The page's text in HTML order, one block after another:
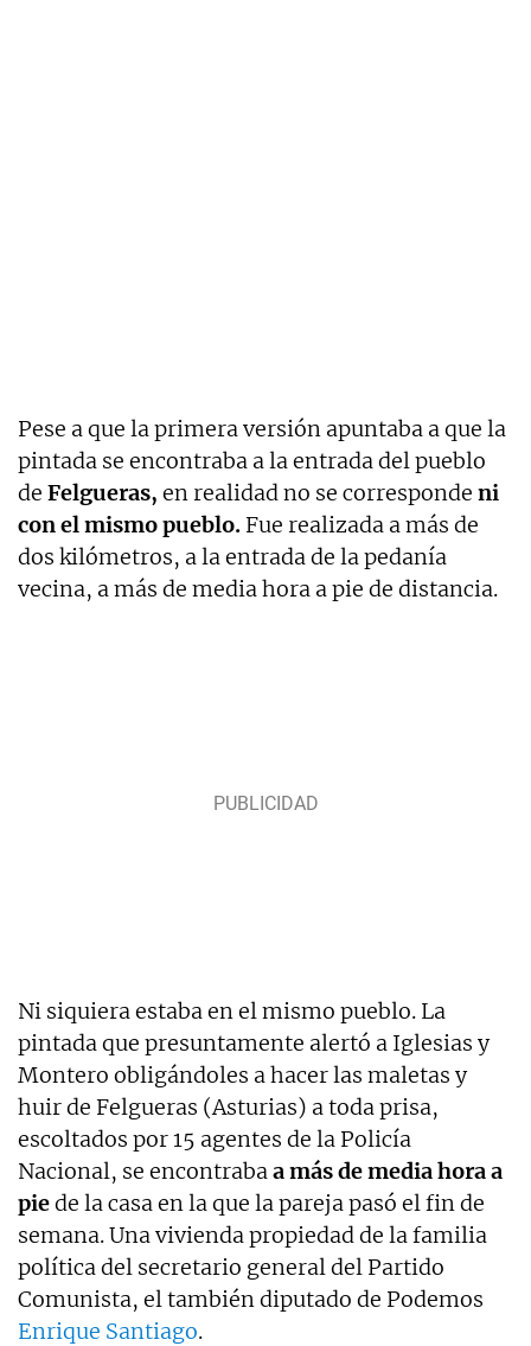
Pese a que la primera versión apuntaba a que la
pintada se encontraba a la entrada del pueblo
de Felgueras, en realidad no se corresponde ni
con el mismo pueblo.Fue realizada a más de
dos kilómetros, a la entrada de la pedanía
vecina, a más de media hora a pie de distancia.
Ni siquiera estaba en el mismo pueblo. La
pintada que presuntamente alertó a Iglesias y
Montero obligándoles a hacer las maletas y
huir de Felgueras (Asturias) a toda prisa,
escoltados por 15 agentes de la Policía
Nacional, se encontrabaa más de media hora a
piede la casa en la que la pareja pasó el fin de
semana. Una vivienda propiedad de la familia
política del secretario general del Partido
Comunista, el también diputado de Podemos
Enrique Santiago.